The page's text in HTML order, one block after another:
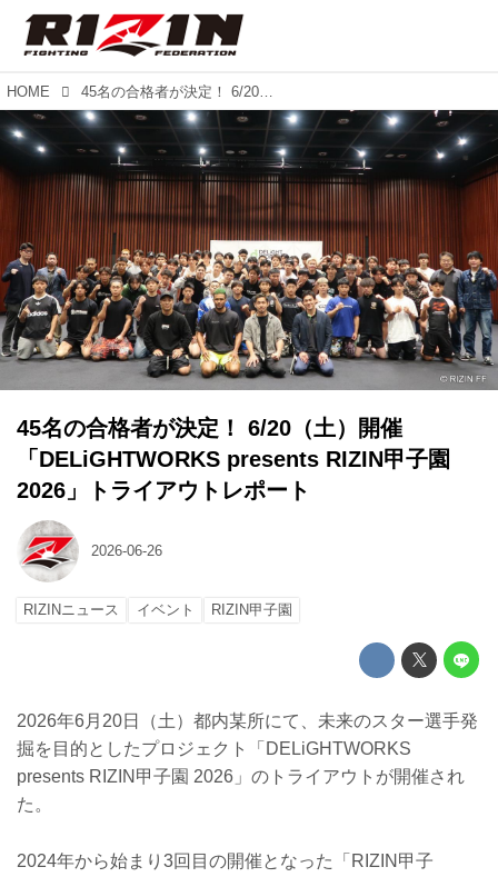
HOME 45名の合格者が決定！ 6/20（土）開催「DELiGHTWORKS presents RIZIN甲子園 2026」トライアウトレポート
45名の合格者が決定！ 6/20（土）開催
「DELiGHTWORKS presents RIZIN甲子園
2026」トライアウトレポート
2026-06-26
RIZINニュース イベント RIZIN甲子園
2026年6月20日（土）都内某所にて、未来のスター選手発
掘を目的としたプロジェクト「DELiGHTWORKS
presents RIZIN甲子園 2026」のトライアウトが開催され
た。
2024年から始まり3回目の開催となった「RIZIN甲子